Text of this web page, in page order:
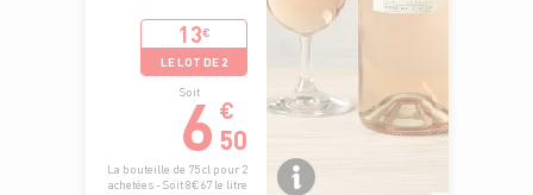
13€
LE LOT DE 2
Soit
6 €
50
La bouteille de 75 cl pour 2
achetées - Soit 8€67 le litre